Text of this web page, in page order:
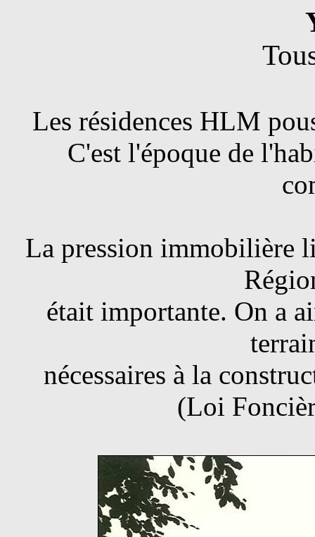
Les résidences HLM
C'est l'époque de
La pression immobilière
était importante. On a
nécessaires à la
(Loi